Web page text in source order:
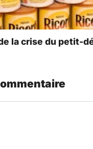
la crise du petit-